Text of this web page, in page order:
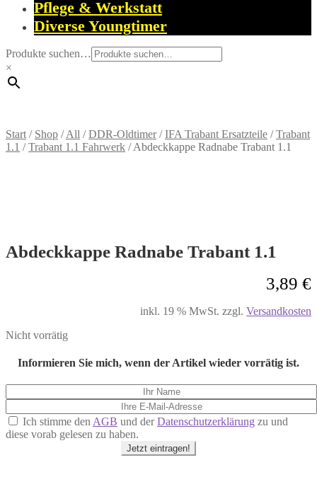
Pflege & Werkstatt
Diverse Youngtimer
Produkte suchen…
×
Start / Shop /All /DDR-Oldtimer/IFA Trabant Ersatzteile /Trabant
1.1 /Trabant 1.1 Fahrwerk /Abdeckkappe Radnabe Trabant 1.1
Abdeckkappe Radnabe Trabant 1.1
3,89 €
inkl. 19 % MwSt. zzgl. Versandkosten
Nicht vorrätig
Informieren Sie mich, wenn der Artikel wieder vorrätig ist.
Ich stimme den AGB und derDatenschutzerklärung zu und
diese vorab gelesen zu haben.
Jetzt eintragen!